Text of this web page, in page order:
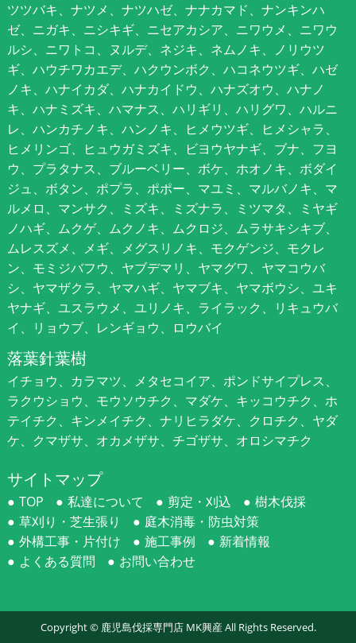
ツツバキ、ナツメ、ナツハゼ、ナナカマド、ナンキンハ
ゼ、ニガキ、ニシキギ、ニセアカシア、ニワウメ、ニワウ
ルシ、ニワトコ、ヌルデ、ネジキ、ネムノキ、ノリウツ
ギ、ハウチワカエデ、ハクウンボク、ハコネウツギ、ハゼ
ノキ、ハナイカダ、ハナカイドウ、ハナズオウ、ハナノ
キ、ハナミズキ、ハマナス、ハリギリ、ハリグワ、ハルニ
レ、ハンカチノキ、ハンノキ、ヒメウツギ、ヒメシャラ、
ヒメリンゴ、ヒュウガミズキ、ビヨウヤナギ、ブナ、フヨ
ウ、プラタナス、ブルーベリー、ボケ、ホオノキ、ボダイ
ジュ、ボタン、ポプラ、ポポー、マユミ、マルバノキ、マ
ルメロ、マンサク、ミズキ、ミズナラ、ミツマタ、ミヤギ
ノハギ、ムクゲ、ムクノキ、ムクロジ、ムラサキシキブ、
ムレスズメ、メギ、メグスリノキ、モクゲンジ、モクレ
ン、モミジバフウ、ヤブデマリ、ヤマグワ、ヤマコウバ
シ、ヤマザクラ、ヤマハギ、ヤマブキ、ヤマボウシ、ユキ
ヤナギ、ユスラウメ、ユリノキ、ライラック、リキュウバ
イ、リョウブ、レンギョウ、ロウバイ
落葉針葉樹
イチョウ、カラマツ、メタセコイア、ポンドサイプレス、
ラクウショウ、モウソウチク、マダケ、キッコウチク、ホ
テイチク、キンメイチク、ナリヒラダケ、クロチク、ヤダ
ケ、クマザサ、オカメザサ、チゴザサ、オロシマチク
サイトマップ
TOP 私達について 剪定・刈込
樹木伐採
草刈り・芝生張り
庭木消毒・防虫対策
外構工事・片付け
施工事例
新着情報
よくある質問
お問い合わせ
Copyright © 鹿児島伐採専門店 MK興産All Rights Reserved.